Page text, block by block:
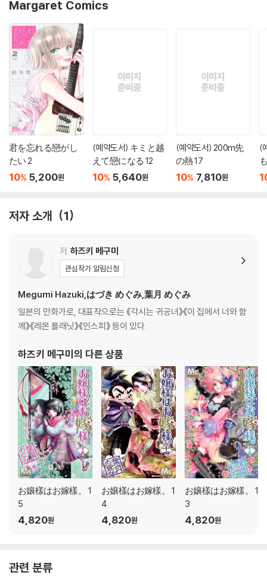
Margaret Comics
君を忘れる戀がし
たい 2
10% 5,200원
(예약도서) キミと越
えて戀になる 12
10% 5,640원
(예약도서) 200m先
の熱 17
10% 7,810원
(
저자 소개 1
저 하즈키 메구미
관심작가 알림신청
Megumi Hazuki,はづき めぐみ,葉月 めぐみ
일본의 만화가로, 대표작으로는 《각시는 귀공녀》《이 집에서 너와 함
께》《레몬 플래닛》《인스피》 등이 있다.
하즈키 메구미 의 다른 상품
お孃樣はお嫁樣。 1
5
4,820원
お孃樣はお嫁樣。 1
4
4,820원
お孃樣はお嫁樣。 1
3
4,820원
관련 분류